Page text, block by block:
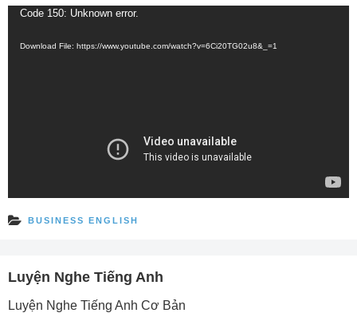
Video
Code 150: Unknown error.
Download File: https://www.youtube.com/watch?v=6Ci20TG02u8&_=1
BUSINESS ENGLISH
Luyện Nghe Tiếng Anh
Luyện Nghe Tiếng Anh Cơ Bản